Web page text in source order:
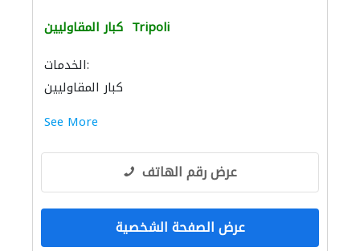
كبار المقاوليين Tripoli
الخدمات:
كبار المقاوليين
See More
عرض رقم الهاتف
عرض الصفحة الشخصية